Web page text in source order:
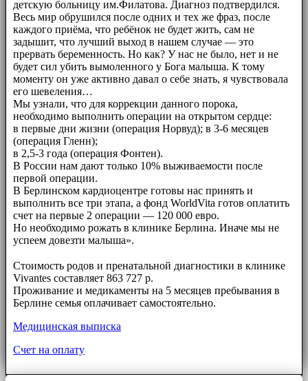
детскую больницу им.Филатова. Диагноз подтвердился.
Весь мир обрушился после одних и тех же фраз, после
каждого приёма, что ребёнок не будет жить, сам не
задышит, что лучший выход в нашем случае — это
прервать беременность. Но как? У нас не было, нет и не
будет сил убить вымоленного у Бога малыша. К тому
моменту он уже активно давал о себе знать, я чувствовала
его шевеления…
Мы узнали, что для коррекции данного порока,
необходимо выполнить операции на открытом сердце:
в первые дни жизни (операция Норвуд); в 3-6 месяцев
(операция Гленн);
в 2,5-3 года (операция Фонтен).
В России нам дают только 10% выживаемости после
первой операции.
В Берлинском кардиоцентре готовы нас принять и
выполнить все три этапа, а фонд WorldVita готов оплатить
счет на первые 2 операции — 120 000 евро.
Но необходимо рожать в клинике Берлина. Иначе мы не
успеем довезти малыша».
Стоимость родов и пренатальной диагностики в клинике
Vivantes составляет 863 727 р.
Проживание и медикаменты на 5 месяцев пребывания в
Берлине семья оплачивает самостоятельно.
Медицинская выписка
Счет на оплату